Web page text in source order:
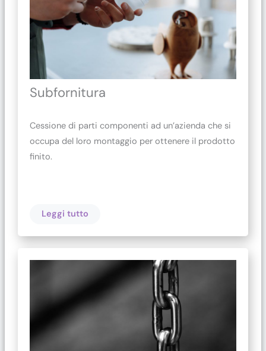
Subfornitura
Cessione di parti componenti ad un’azienda che si
occupa del loro montaggio per ottenere il prodotto
finito.
Leggi tutto